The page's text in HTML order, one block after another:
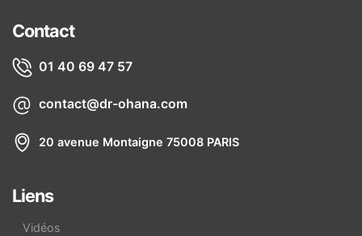
Contact
01 40 69 47 57
contact@dr-ohana.com
20 avenue Montaigne 75008 PARIS
Liens
Vidéos